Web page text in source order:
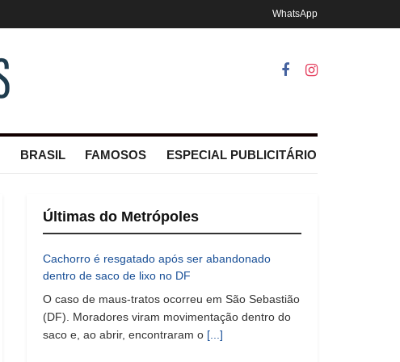
WhatsApp
BRASIL FAMOSOS ESPECIAL PUBLICITÁRIO
Últimas do Metrópoles
Cachorro é resgatado após ser abandonado
dentro de saco de lixo no DF
O caso de maus-tratos ocorreu em São Sebastião
(DF). Moradores viram movimentação dentro do
saco e, ao abrir, encontraram o [...]